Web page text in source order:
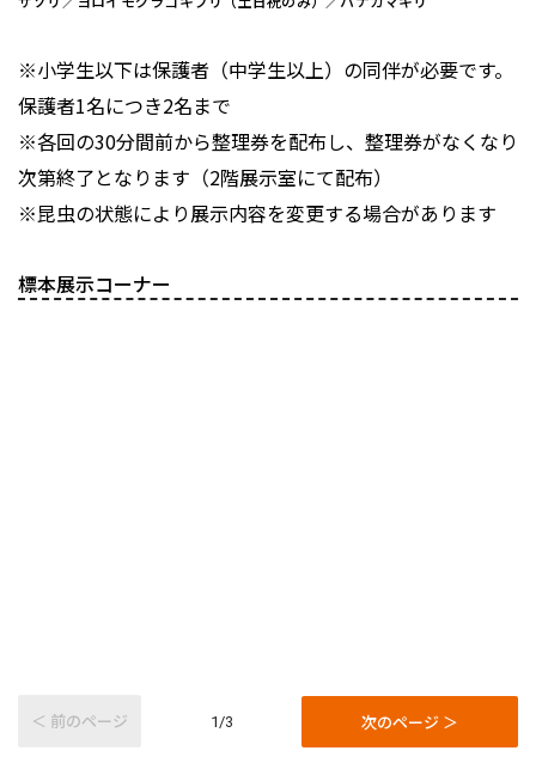
※小学生以下は保護者（中学生以上）の同伴が必要です。
保護者1名につき2名まで
※各回の30分間前から整理券を配布し、整理券がなくなり
次第終了となります（2階展示室にて配布）
※昆虫の状態により展示内容を変更する場合があります
標本展示コーナー
＜ 前のページ 1/3 次のページ ＞